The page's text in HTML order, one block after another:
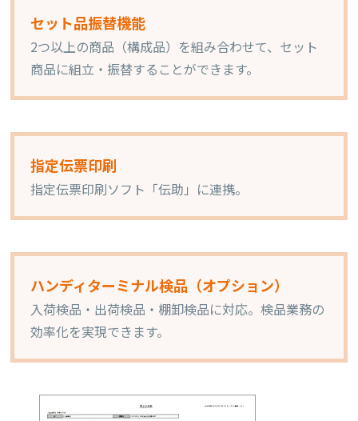
セット品振替機能
2つ以上の商品（構成品）を組み合わせて、セット
商品に組立・振替することができます。
指定伝票印刷
指定伝票印刷ソフト「伝助」に連携。
ハンディターミナル検品（オプション）
入荷検品・出荷検品・棚卸検品に対応。検品業務の
効率化を実現できます。